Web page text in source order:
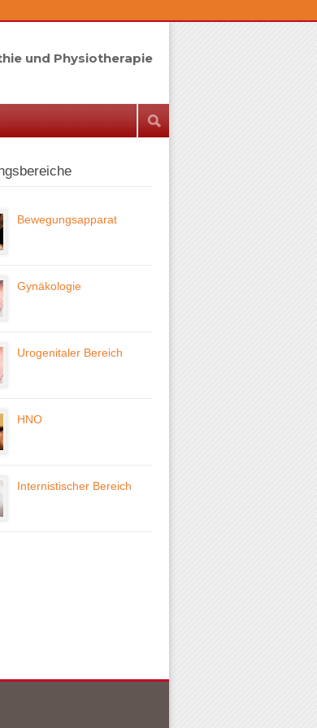
und Physiotherapie
Bewegungsapparat
Gynäkologie
Urogenitaler Bereich
HNO
Internistischer Bereich